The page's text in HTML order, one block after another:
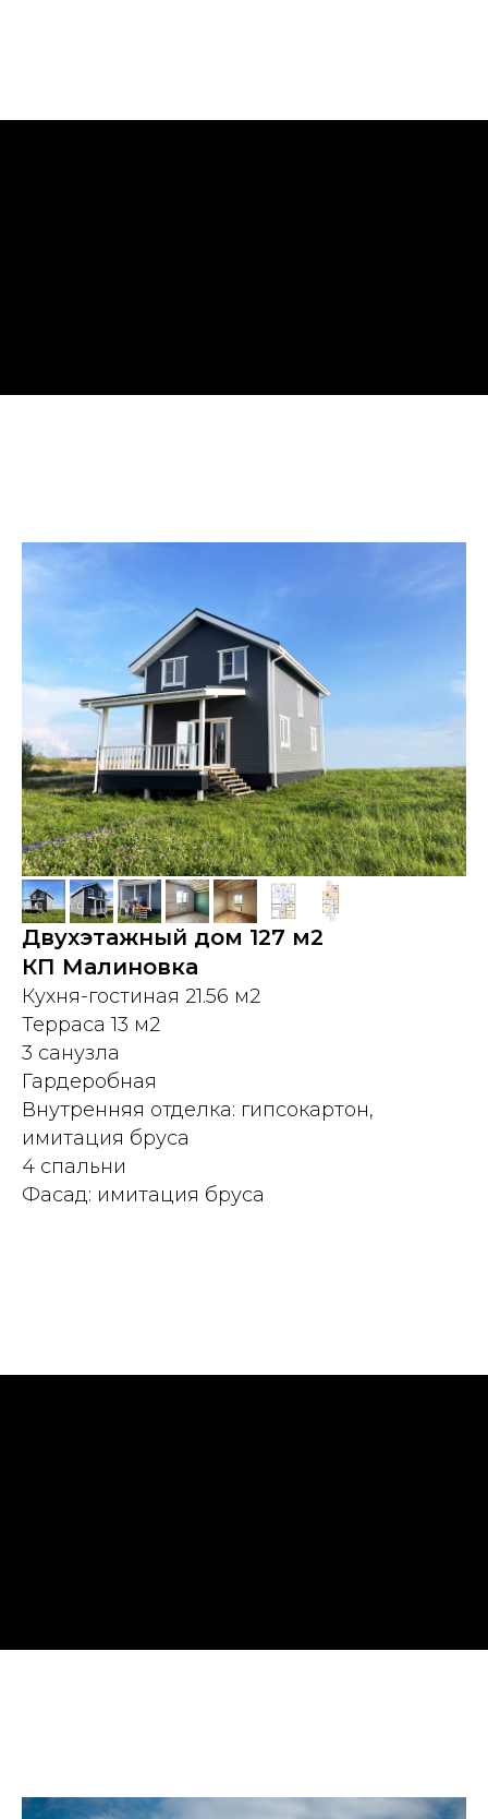
Двухэтажный дом 127 м2
КП Малиновка
Кухня-гостиная 21.56 м2
Терраса 13 м2
3 санузла
Гардеробная
Внутренняя отделка: гипсокартон,
имитация бруса
4 спальни
Фасад: имитация бруса